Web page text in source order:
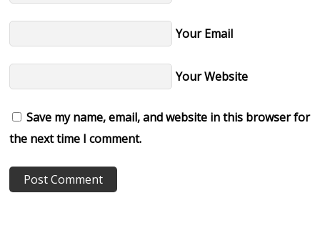
Your Email
Your Website
Save my name, email, and website in this browser for
the next time I comment.